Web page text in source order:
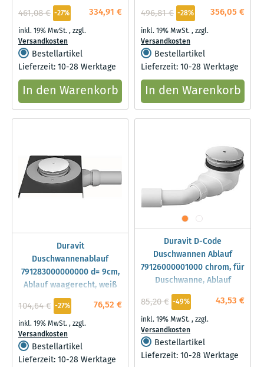
Wanneneinlauf, chrom
334,91 €
461,08 € -27%
inkl. 19% MwSt.,zzgl.
Versandkosten
Bestellartikel
Lieferzeit: 10-28 Werktage
In den Warenkorb
einer Rückenschräge, weiß
356,05 €
496,81 € -28%
inkl. 19% MwSt.,zzgl.
Versandkosten
Bestellartikel
Lieferzeit: 10-28 Werktage
In den Warenkorb
Duravit
Duschwannenablauf
791283000000000 d= 9cm,
Ablauf waagerecht, weiß
76,52 €
104,64 € -27%
inkl. 19% MwSt.,zzgl.
Versandkosten
Bestellartikel
Lieferzeit: 10-28 Werktage
Duravit D-Code
Duschwannen Ablauf
79126000001000 chrom, für
Duschwanne, Ablauf
waagerecht
43,53 €
85,20 € -49%
inkl. 19% MwSt.,zzgl.
Versandkosten
Bestellartikel
Lieferzeit: 10-28 Werktage